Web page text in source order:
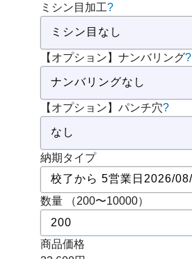
ミシン目加工?
【オプション】ナンバリング?
【オプション】パンチ穴?
納期タイプ
数量 （200〜10000）
商品価格